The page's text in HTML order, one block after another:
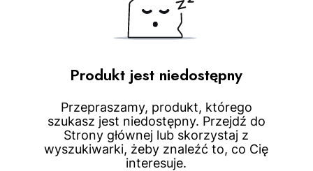
Produkt jest niedostępny
Przepraszamy, produkt, którego
szukasz jest niedostępny. Przejdź do
Strony głównej lub skorzystaj z
wyszukiwarki, żeby znaleźć to, co Cię
interesuje.